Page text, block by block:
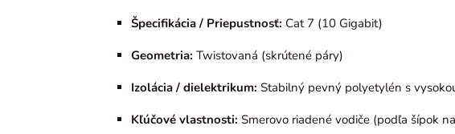
Špecifikácia / Priepustnosť: Cat 7 (10 Gigabit)
Geometria: Twistovaná (skrútené páry)
Izolácia / dielektrikum: Stabilný pevný polyetylén s
Kľúčové vlastnosti: Smerovo riadené vodiče (podľa šípok